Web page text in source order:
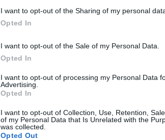
I want to opt-out of the Sharing of my personal
Opted In
I want to opt-out of the Sale of my Personal Data.
Opted In
I want to opt-out of processing my Personal Data
Advertising.
Opted In
I want to opt-out of Collection, Use, Retention,
of my Personal Data that Is Unrelated with the
was collected.
Opted Out